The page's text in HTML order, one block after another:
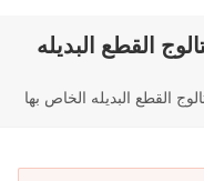
القطع البديله
القطع البديله الخاص بها